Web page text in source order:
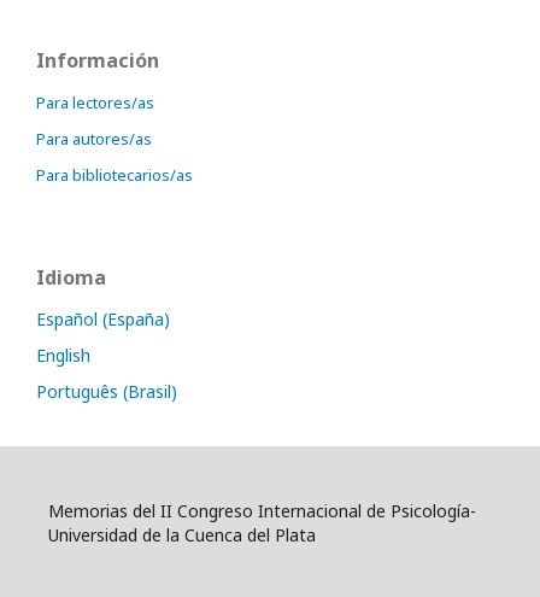
Información
Para lectores/as
Para autores/as
Para bibliotecarios/as
Idioma
Español (España)
English
Português (Brasil)
Memorias del II Congreso Internacional de Psicología-
Universidad de la Cuenca del Plata